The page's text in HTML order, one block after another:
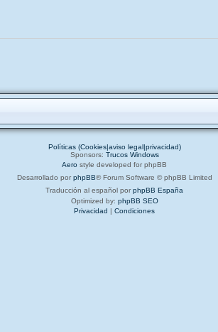
Políticas (Cookies|aviso legal|privacidad)
Sponsors: Trucos Windows
Aero style developed for phpBB
Desarrollado por phpBB® Forum Software © phpBB Limited
Traducción al español por phpBB España
Optimized by: phpBB SEO
Privacidad | Condiciones